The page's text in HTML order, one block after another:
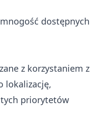
dostępnych
z korzystaniem z
lokalizację,
tych priorytetów